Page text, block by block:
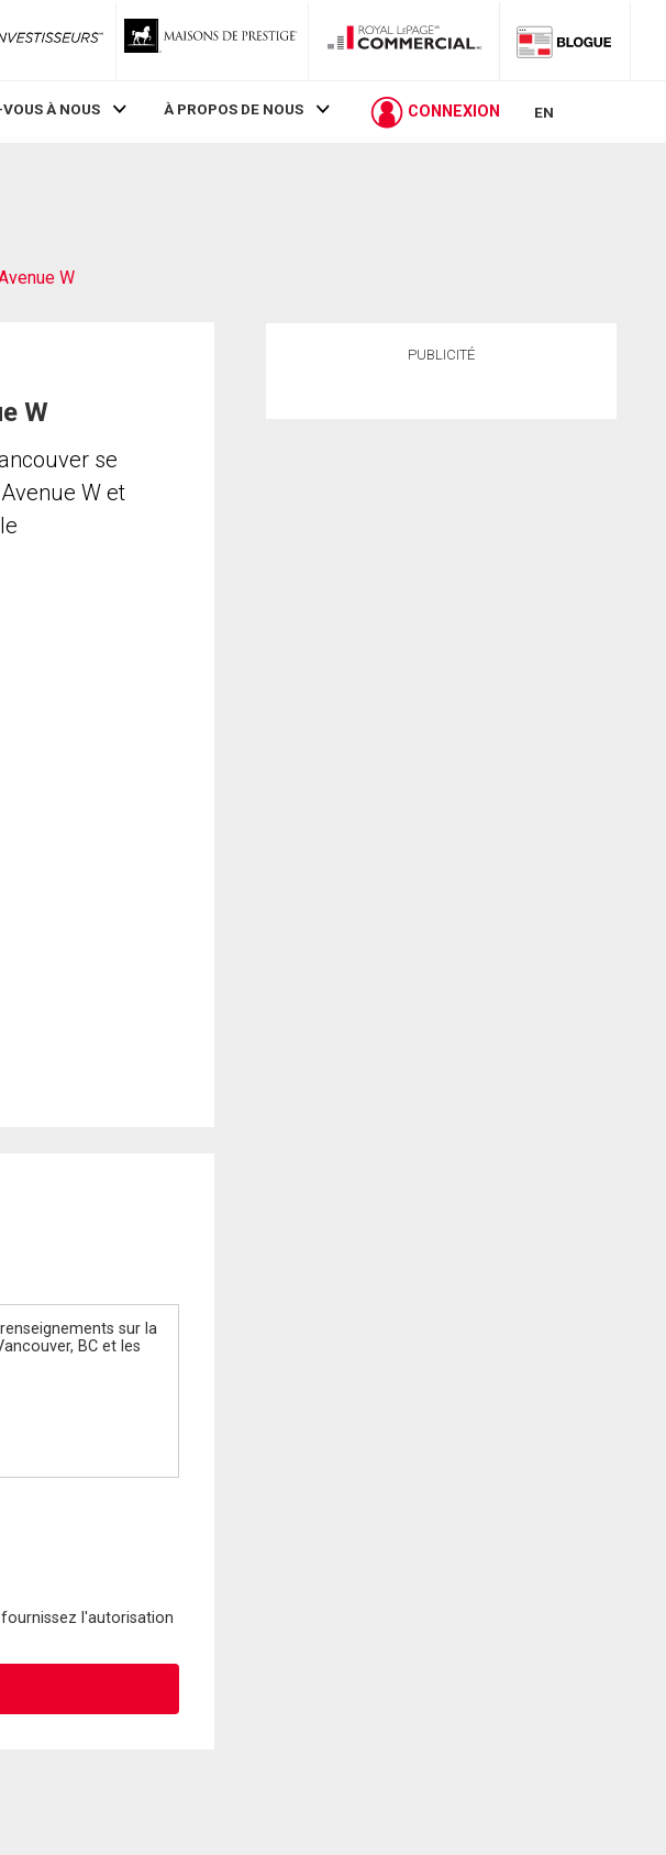
ZoneInvestisseurs RLP
À NOUS À PROPOS DE NOUS CONNEXION EN
W
W
se
W et
l'autorisation
PUBLICITÉ